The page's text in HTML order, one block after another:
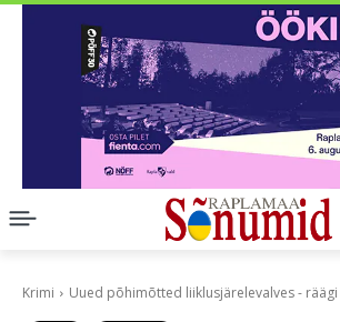
Krimi Uued põhimõtted liiklusjärelevalves - räägi